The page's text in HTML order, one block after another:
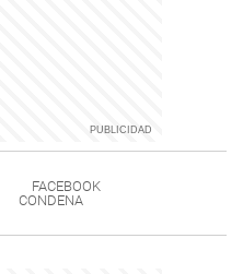
FACEBOOK
CONDENA